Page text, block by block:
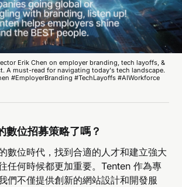
現對員工長期發展的支持。
員潮如何影響科技產業的未來？
使科技巨頭進行組織調整，雖帶來部分
創造了諸如 AI 工程師、業務分析師等
AI 並非威脅，而是提升生產力的契機。
為什麼對企業招募重要？
在 AI 普及的未來中保持競爭力？
提升創造力、溝通技巧等軟技能，這些
取代的特質。同時，學習運用 AI 工具進
產力，與技術合作而非競爭。
Erik Chen on employer branding, tech layoffs, &
A must-read for navigating today's tech landscape.
#EmployerBranding #TechLayoffs #AIWorkforce
數位招募策略了嗎？
數位時代，找到合適的人才和建立強大
任何時候都更加重要。Tenten 作為專
們不僅提供創新的網站設計和開發服